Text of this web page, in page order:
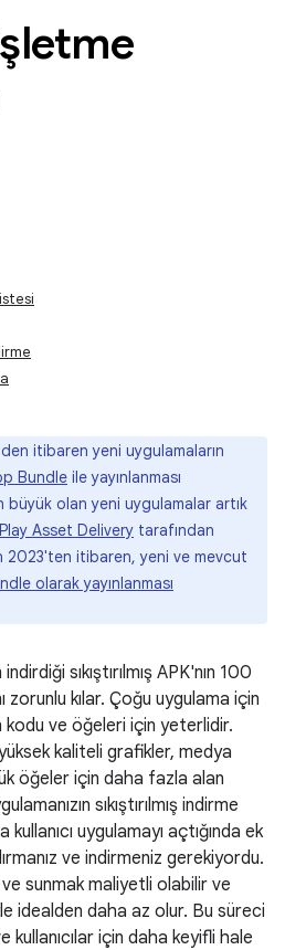
itibaren yeni uygulamaların
Bundle ile yayınlanması
olan yeni uygulamalar artık
Play Asset Delivery tarafından
2023'ten itibaren, yeni ve mevcut
olarak yayınlanması
sıkıştırılmış APK'nın 100
zorunlu kılar. Çoğu uygulama için
kodu ve öğeleri için yeterlidir.
kaliteli grafikler, medya
öğeler için daha fazla alan
sıkıştırılmış indirme
uygulamayı açtığında ek
ve indirmeniz gerekiyordu.
ve sunmak maliyetli olabilir ve
idealden daha az olur. Bu süreci
kullanıcılar için daha keyifli hale